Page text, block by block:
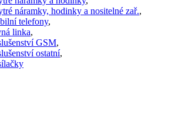
náramky, hodinky a nositelné zař.,
telefony,
linka,
GSM,
ostatní,